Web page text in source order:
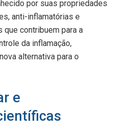
por suas propriedades
anti-inflamatórias e
contribuem para a
da inflamação,
alternativa para o
e